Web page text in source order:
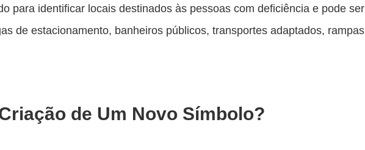
para identificar locais destinados às pessoas com deficiência e pode ser
de estacionamento, banheiros públicos, transportes adaptados, rampas
de Um Novo Símbolo?